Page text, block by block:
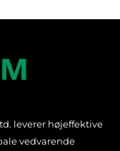
leverer højeffektive
vedvarende